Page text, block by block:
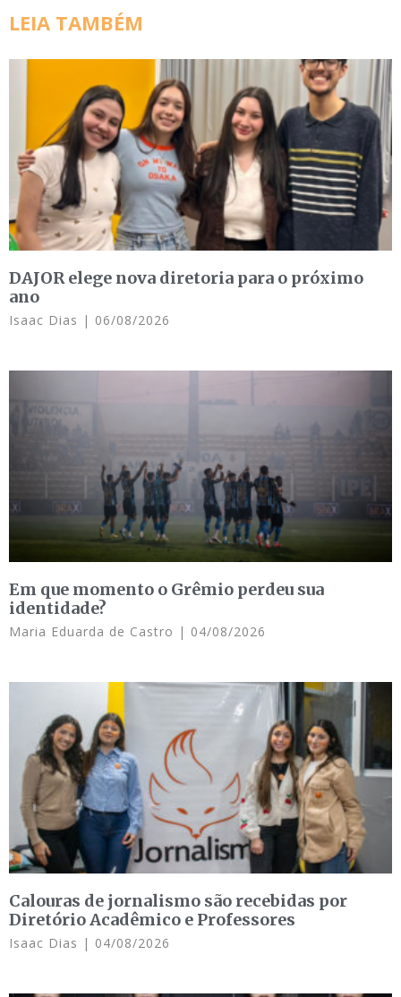
LEIA TAMBÉM
DAJOR elege nova diretoria para o próximo
ano
Isaac Dias 06/08/2026
Em que momento o Grêmio perdeu sua
identidade?
Maria Eduarda de Castro 04/08/2026
Calouras de jornalismo são recebidas por
Diretório Acadêmico e Professores
Isaac Dias 04/08/2026